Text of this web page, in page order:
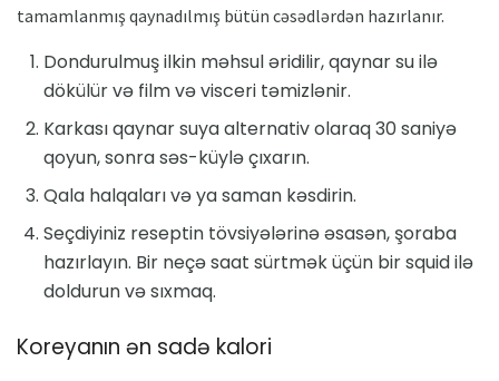
tamamlanmış qaynadılmış bütün cəsədlərdən hazırlanır.
Dondurulmuş ilkin məhsul əridilir, qaynar su ilə
dökülür və film və visceri təmizlənir.
Karkası qaynar suya alternativ olaraq 30 saniyə
qoyun, sonra səs-küylə çıxarın.
Qala halqaları və ya saman kəsdirin.
Seçdiyiniz reseptin tövsiyələrinə əsasən, şoraba
hazırlayın. Bir neçə saat sürtmək üçün bir squid ilə
doldurun və sıxmaq.
Koreyanın ən sadə kalori